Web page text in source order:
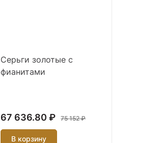
Серьги золотые с
фианитами
67 636.80 ₽ 75 152 ₽
В корзину